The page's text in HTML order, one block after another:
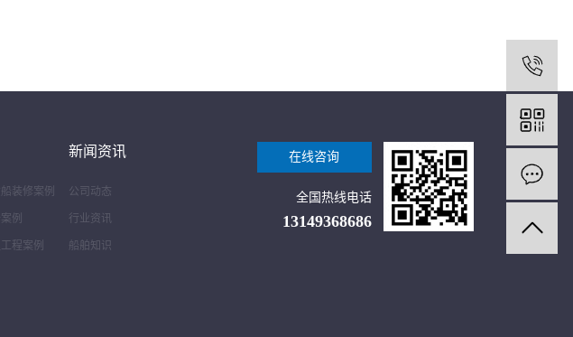
装修案例
例
程案例
新闻资讯
公司动态
行业资讯
船舶知识
在线咨询
全国热线电话
13149368686